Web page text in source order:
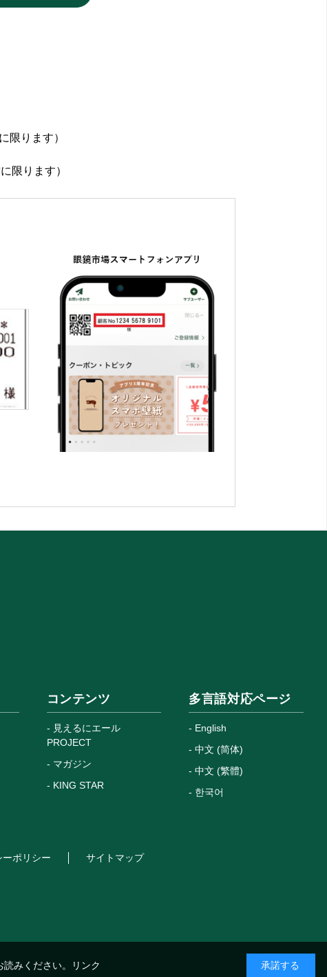
限ります）
限ります）
コンテンツ
見えるにエール
PROJECT
マガジン
KING STAR
多言語対応ページ
English
中文 (简体)
中文 (繁體)
한국어
ーポリシー サイトマップ
みください。 リンク 承諾する